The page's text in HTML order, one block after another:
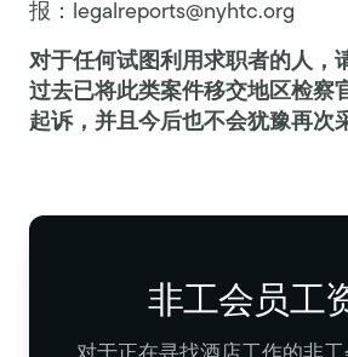
报： legalreports@nyhtc.org
对于任何试图利用求职者的人，
过去已将此类案件移交地区检察
起诉，并且今后也不会犹豫再次
非工会员工